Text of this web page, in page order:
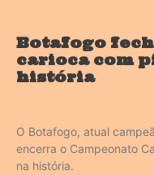
Botafogo
carioca com
história
O Botafogo, atual
encerra o Campeonato
na história.